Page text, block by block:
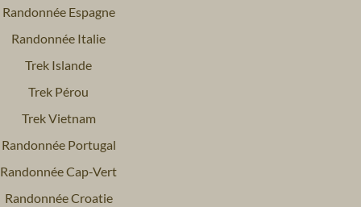
Randonnée Espagne
Randonnée Italie
Trek Islande
Trek Pérou
Trek Vietnam
Randonnée Portugal
Randonnée Cap-Vert
Randonnée Croatie